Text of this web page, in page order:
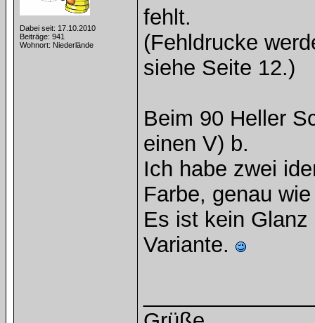
Dabei seit: 17.10.2010
Beiträge: 941
Wohnort: Niederlände
fehlt.
(Fehldrucke
siehe Seite 12.)
Beim 90 Heller
einen V) b.
Ich habe zwei
Farbe, genau
Es ist kein
Variante.